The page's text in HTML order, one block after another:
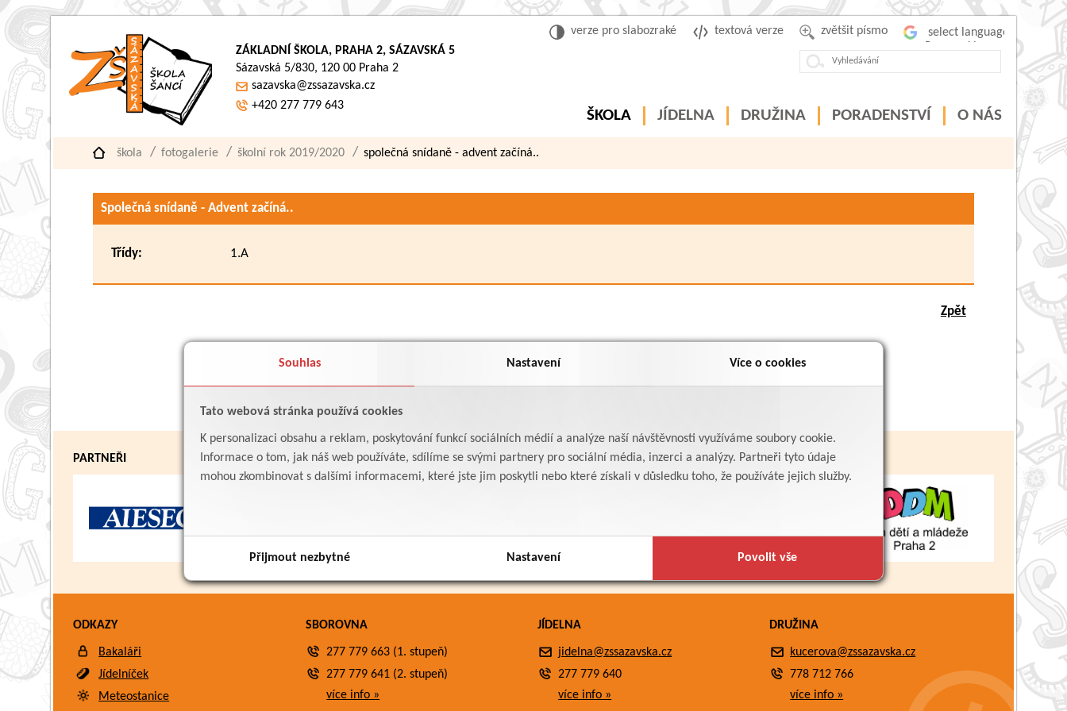
Souhlas Nastavení Více o cookies
Tato webová stránka používá cookies
K personalizaci obsahu a reklam, poskytování funkcí sociálních médií a analýze naší návštěvnosti využíváme soubory cookie.
Informace o tom, jak náš web používáte, sdílíme se svými partnery pro sociální média, inzerci a analýzy. Partneři tyto údaje
mohou zkombinovat s dalšími informacemi, které jste jim poskytli nebo které získali v důsledku toho, že používáte jejich služby.
Přijmout nezbytné Nastavení Povolit vše
zvětšit písmo
textová verze
verze pro slabozraké
ZÁKLADNÍ ŠKOLA, PRAHA 2, SÁZAVSKÁ 5
Sázavská 5/830, 120 00 Praha 2
sazavska@zssazavska.cz
+420 277 779 643
ŠKOLA JÍDELNA DRUŽINA PORADENSTVÍ O NÁS
škola fotogalerie školní rok 2019/2020 společná snídaně - advent začíná..
Společná snídaně - Advent začíná..
Třídy: 1.A
Zpět
PARTNEŘI
ODKAZY
Bakaláři
Jídelníček
Meteostanice
SBOROVNA
277 779 663 (1. stupeň)
277 779 641 (2. stupeň)
více info »
JÍDELNA
jidelna@zssazavska.cz
277 779 640
více info »
DRUŽINA
kucerova@zssazavska.cz
778 712 766
více info »